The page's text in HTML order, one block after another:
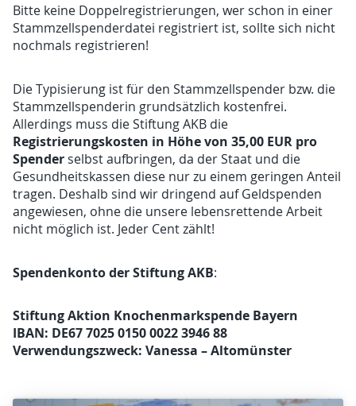
Bitte keine Doppelregistrierungen, wer schon in einer
Stammzellspenderdatei registriert ist, sollte sich nicht
nochmals registrieren!
Die Typisierung ist für den Stammzellspender bzw. die
Stammzellspenderin grundsätzlich kostenfrei.
Allerdings muss die Stiftung AKB die
Registrierungskosten in Höhe von 35,00 EUR pro
Spenderselbst aufbringen, da der Staat und die
Gesundheitskassen diese nur zu einem geringen Anteil
tragen. Deshalb sind wir dringend auf Geldspenden
angewiesen, ohne die unsere lebensrettende Arbeit
nicht möglich ist. Jeder Cent zählt!
Spendenkonto der Stiftung AKB:
Stiftung Aktion Knochenmarkspende Bayern
IBAN: DE67 7025 0150 0022 3946 88
Verwendungszweck: Vanessa – Altomünster